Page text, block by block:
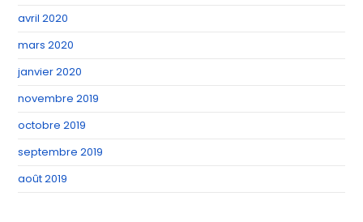
avril 2020
mars 2020
janvier 2020
novembre 2019
octobre 2019
septembre 2019
août 2019